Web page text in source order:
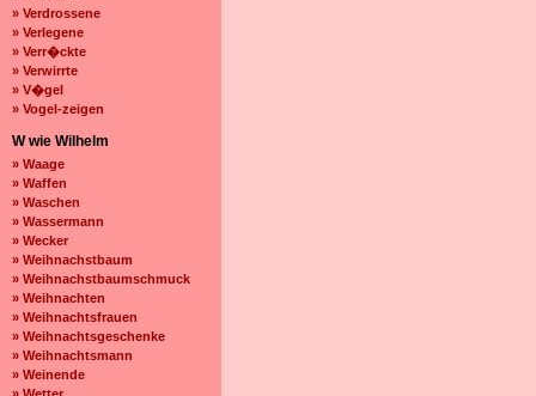
» Verdrossene
» Verlegene
» Verr�ckte
» Verwirrte
» V�gel
» Vogel-zeigen
W wie Wilhelm
» Waage
» Waffen
» Waschen
» Wassermann
» Wecker
» Weihnachstbaum
» Weihnachstbaumschmuck
» Weihnachten
» Weihnachtsfrauen
» Weihnachtsgeschenke
» Weihnachtsmann
» Weinende